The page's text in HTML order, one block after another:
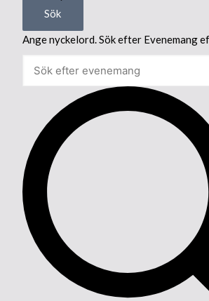
Sök
Ange nyckelord. Sök efter Evenemang